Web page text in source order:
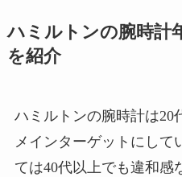
ハミルトンの腕時計
を紹介
ハミルトンの腕時計は20
メインターゲットにして
ては40代以上でも違和感